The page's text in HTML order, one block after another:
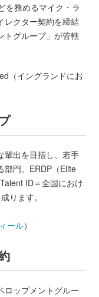
を務めるマイク・ラ
レクター契約を締結
トグループ」が管轄
（イングランドにお
輩出を目指し、若手
部門。ERDP（Elite
ID＝全国におけ
ります。
ール）
ロップメントグルー